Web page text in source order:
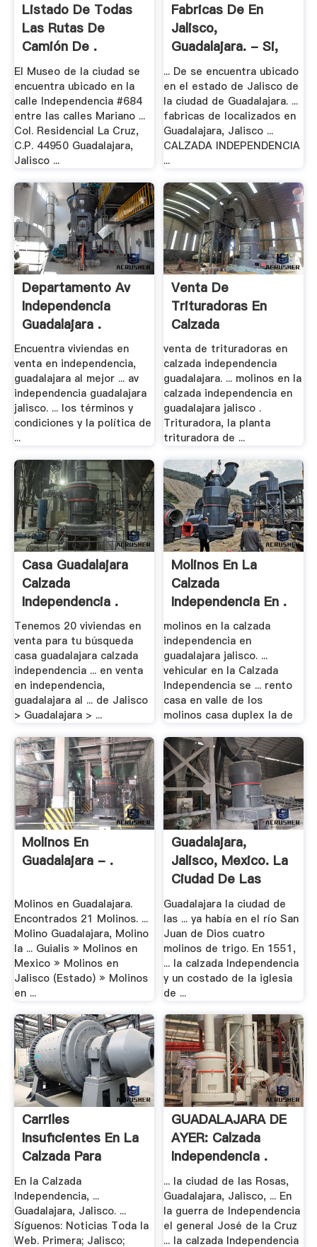
Listado De Todas
Las Rutas De
Camión De .
El Museo de la ciudad se
encuentra ubicado en la
calle Independencia #684
entre las calles Mariano ...
Col. Residencial La Cruz,
C.P. 44950 Guadalajara,
Jalisco ...
Fabricas De En
Jalisco,
Guadalajara. - Si,
La Agencia .
... De se encuentra ubicado
en el estado de Jalisco de
la ciudad de Guadalajara. ...
fabricas de localizados en
Guadalajara, Jalisco ...
CALZADA INDEPENDENCIA
...
Departamento Av
Independencia
Guadalajara .
Encuentra viviendas en
venta en independencia,
guadalajara al mejor ... av
independencia guadalajara
jalisco. ... los términos y
condiciones y la política de
...
Venta De
Trituradoras En
Calzada
Independencia .
venta de trituradoras en
calzada independencia
guadalajara. ... molinos en la
calzada independencia en
guadalajara jalisco .
Trituradora, la planta
trituradora de ...
Casa Guadalajara
Calzada
Independencia .
Tenemos 20 viviendas en
venta para tu búsqueda
casa guadalajara calzada
independencia ... en venta
en independencia,
guadalajara al ... de Jalisco
> Guadalajara > ...
Molinos En La
Calzada
Independencia En .
molinos en la calzada
independencia en
guadalajara jalisco. ...
vehicular en la Calzada
Independencia se ... rento
casa en valle de los
molinos casa duplex la de
Molinos En
Guadalajara - .
Molinos en Guadalajara.
Encontrados 21 Molinos. ...
Molino Guadalajara, Molino
la ... Guialis » Molinos en
Mexico » Molinos en
Jalisco (Estado) » Molinos
en ...
Guadalajara,
Jalisco, Mexico. La
Ciudad De Las
Rosas ...
Guadalajara la ciudad de
las ... ya había en el río San
Juan de Dios cuatro
molinos de trigo. En 1551,
... la calzada Independencia
y un costado de la iglesia
de ...
Carriles
Insuficientes En La
Calzada Para
Camiones .
En la Calzada
Independencia, ...
Guadalajara, Jalisco. ...
Síguenos: Noticias Toda la
Web. Primera; Jalisco;
GUADALAJARA DE
AYER: Calzada
Independencia .
... la ciudad de las Rosas,
Guadalajara, Jalisco, ... En
la guerra de Independencia
el general José de la Cruz
... la calzada Independencia